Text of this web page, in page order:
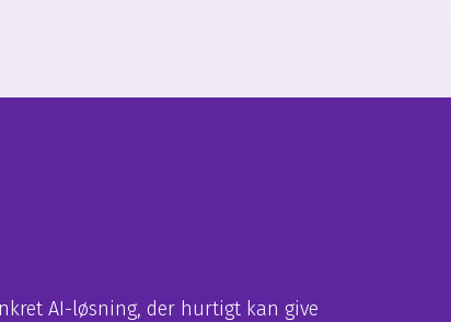
AI-løsning, der hurtigt kan give